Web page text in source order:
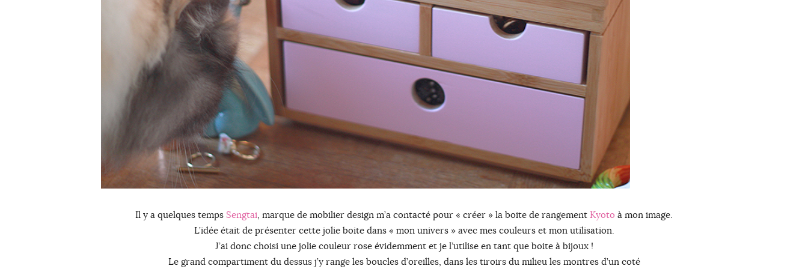
Il y a quelques temps Sengtai, marque de mobilier design m’a contacté pour « créer » la boite de rangement Kyoto à mon image.
L’idée était de présenter cette jolie boite dans « mon univers » avec mes couleurs et mon utilisation.
J’ai donc choisi une jolie couleur rose évidemment et je l’utilise en tant que boite à bijoux !
Le grand compartiment du dessus j’y range les boucles d’oreilles, dans les tiroirs du milieu les montres d’un coté